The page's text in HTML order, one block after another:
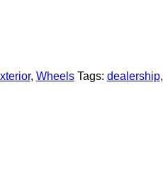
, Wheels Tags: dealership,